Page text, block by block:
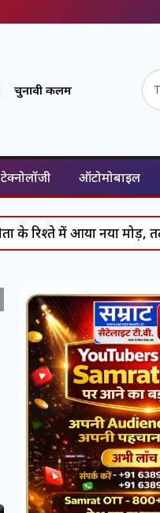
चुनावी कलम
टेक्नोलॉजी ऑटोमोबाइल
नया मोड़, तलाक की